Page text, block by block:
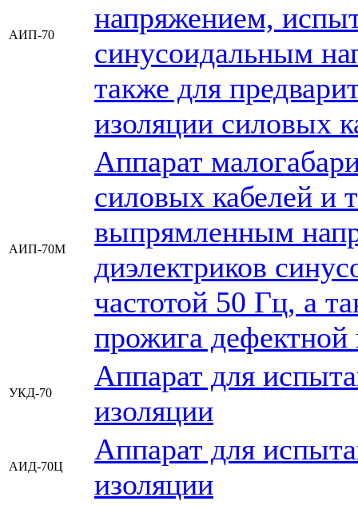
АИП-70
напряжением,
синусоидальным
также для
изоляции силовых
АИП-70М
Аппарат
силовых кабелей и
выпрямленным
диэлектриков
частотой 50 Гц, а
прожига дефектной
УКД-70
Аппарат для
изоляции
АИД-70Ц
Аппарат для
изоляции